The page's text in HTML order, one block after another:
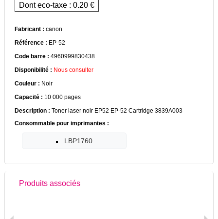
Dont eco-taxe : 0.20 €
Fabricant : canon
Référence : EP-52
Code barre : 4960999830438
Disponibilité : Nous consulter
Couleur : Noir
Capacité : 10 000 pages
Description : Toner laser noir EP52 EP-52 Cartridge 3839A003
Consommable pour imprimantes :
LBP1760
Produits associés